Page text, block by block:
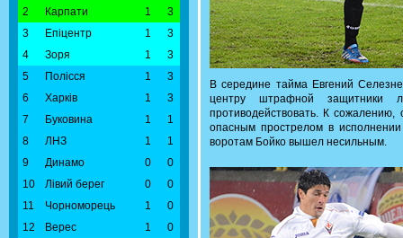
2
Карпати 1
3
3
Епіцентр 1
3
4
Зоря 1
3
5
Полісся 1
3
6
Харків 1
3
7
Буковина 1
1
8
ЛНЗ 1
1
9
Динамо 0
0
10
Лівий берег 0
0
11
Чорноморець 1
0
12
Верес 1
0
В середине тайма Евгений
центру штрафной защитники
противодействовать. К
опасным прострелом в
воротам Бойко вышел несильным.